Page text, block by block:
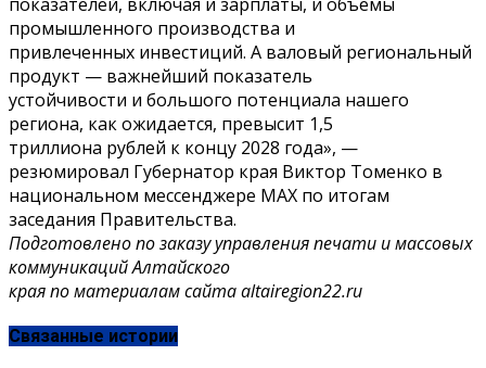
промышленного производства и
привлеченных инвестиций. А валовый региональный
продукт — важнейший показатель
устойчивости и большого потенциала нашего
региона, как ожидается, превысит 1,5
триллиона рублей к концу 2028 года», —
резюмировал Губернатор края Виктор Томенко в
национальном мессенджере MАХ по итогам
заседания Правительства.
Подготовлено по заказу управления печати и массовых
коммуникаций Алтайского
края по материалам сайта altairegion22.ru
Связанные истории